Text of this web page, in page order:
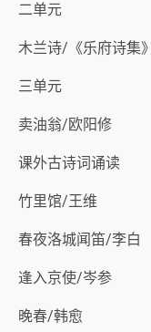
二单元
木兰诗/《乐府诗集》
三单元
卖油翁/欧阳修
课外古诗词诵读
竹里馆/王维
春夜洛城闻笛/李白
逢入京使/岑参
晚春/韩愈